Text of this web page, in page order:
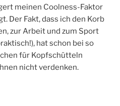
meinen Coolness-Faktor
Der Fakt, dass ich den Korb
zur Arbeit und zum Sport
hat schon bei so
für Kopfschütteln
nicht verdenken.